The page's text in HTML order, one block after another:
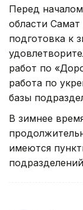
Перед
области
подготовка к
работ по
работа по
базы
В зимнее
имеются